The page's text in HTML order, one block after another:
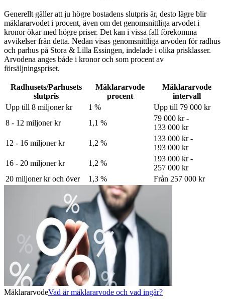
Generellt gäller att ju högre bostadens slutpris är, desto lägre blir
mäklararvodet i procent, även om det genomsnittliga arvodet i
kronor ökar med högre priser. Det kan i vissa fall förekomma
avvikelser från detta. Nedan visas genomsnittliga arvoden förradhus
och parhus på Stora & Lilla Essingen, indelade i olika prisklasser.
Arvodena anges både i kronor och som procent av
försäljningspriset.
Radhusets/Parhusets
slutpris
Mäklararvode
procent
Mäklararvode
intervall
Upp till 8 miljoner kr
1 %
Upp till 79 000 kr
8 - 12 miljoner kr
1,1 %
79 000 kr -
133 000 kr
12 - 16 miljoner kr
1,2 %
133 000 kr -
193 000 kr
16 - 20 miljoner kr
1,2 %
193 000 kr -
257 000 kr
20 miljoner kr och över
1,3 % Från 257 000 kr
MäklararvodeVad är mäklararvode och vad ingår?